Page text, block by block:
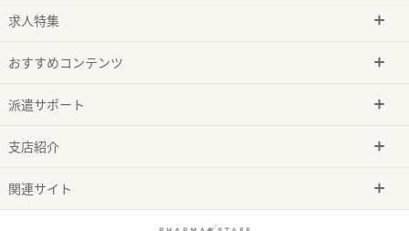
求人特集
おすすめコンテンツ
派遣サポート
支店紹介
関連サイト